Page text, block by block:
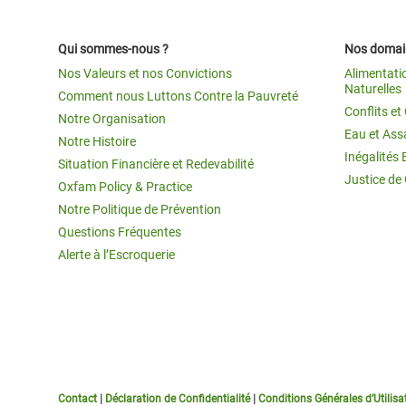
Qui sommes-nous ?
Nos Valeurs et nos Convictions
Comment nous Luttons Contre la Pauvreté
Notre Organisation
Notre Histoire
Situation Financière et Redevabilité
Oxfam Policy & Practice
Notre Politique de Prévention
Questions Fréquentes
Alerte à l’Escroquerie
Nos
Naturelles
Conflits et
Eau et
Inégalités
Justice de
Contact Déclaration de Confidentialité| Conditions Générales